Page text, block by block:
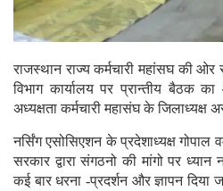
राजस्थान राज्य कर्मचारी महांसघ की
विभाग कार्यालय पर प्रान्तीय बैठक
अध्यक्षता कर्मचारी महासंघ के जिलाध्यक्ष
नर्सिंग एसोसिएशन के प्रदेशाध्यक्ष गोपाल
सरकार द्वारा संगठनो की मांगो पर
कई बार धरना -प्रदर्शन और ज्ञापन